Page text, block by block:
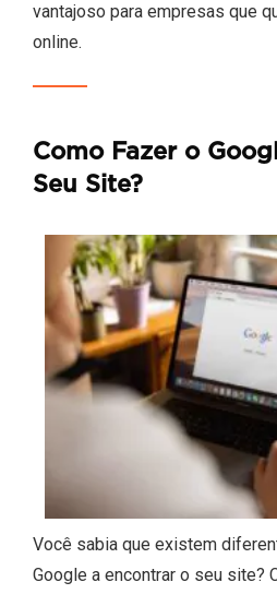
vantajoso para empresas que
online.
Como Fazer o
Seu Site?
Você sabia que existem
Google a encontrar o seu site?